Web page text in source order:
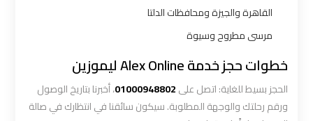
القاهرة والجيزة ومحافظات الدلتا
مرسى مطروح وسيوة
خطوات حجز خدمة Alex Online ليموزين
الحجز بسيط للغاية: اتصل على01000948802، أخبرنا بتاريخ الوصول
ورقم رحلتك والوجهة المطلوبة. سيكون سائقنا في انتظارك في صالة
الاسكندريه
ليموزين
الأحمر